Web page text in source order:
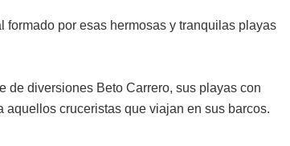
por esas hermosas y tranquilas playas
de diversiones Beto Carrero, sus playas con
aquellos cruceristas que viajan en sus barcos.